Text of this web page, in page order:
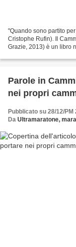
"Quando sono partito
Cristophe Rufin). Il
Grazie, 2013) è un libro
Parole in
nei propri
Pubblicato su 28/12/PM
Da Ultramaratone,